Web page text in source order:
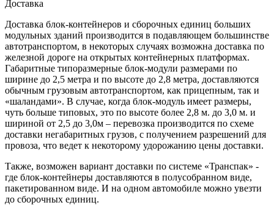
Доставка
Доставка блок-контейнеров и сборочных единиц больших
модульных зданий производится в подавляющем большинстве
автотранспортом, в некоторых случаях возможна доставка по
железной дороге на открытых контейнерных платформах.
Габаритные типоразмерные блок-модули размерами по
ширине до 2,5 метра и по высоте до 2,8 метра, доставляются
обычным грузовым автотранспортом, как прицепным, так и
«шаландами». В случае, когда блок-модуль имеет размеры,
чуть больше типовых, это по высоте более 2,8 м. до 3,0 м. и
шириной от 2,5 до 3,0м – перевозка производится по схеме
доставки негабаритных грузов, с получением разрешений для
провоза, что ведет к некоторому удорожанию цены доставки.
Также, возможен вариант доставки по системе «Транспак» -
где блок-контейнеры доставляются в полусобранном виде,
пакетированном виде. И на одном автомобиле можно увезти
до сборочных единиц.